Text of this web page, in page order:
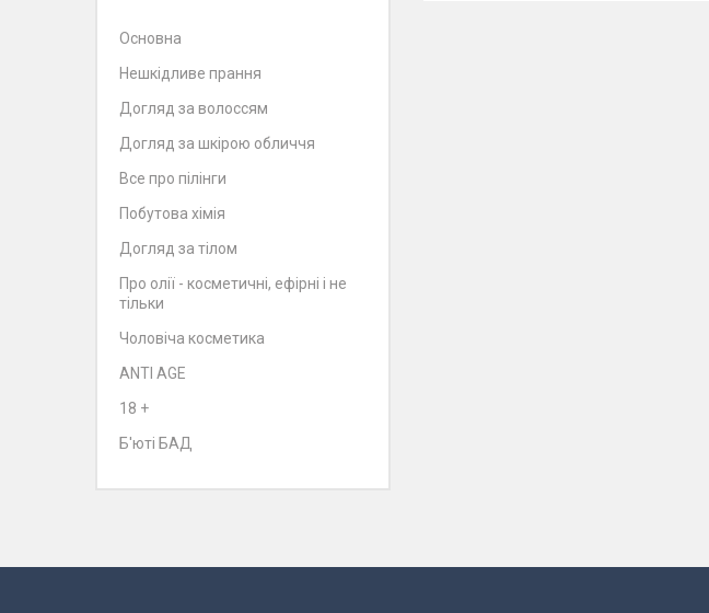
Основна
Нешкідливе прання
Догляд за волоссям
Догляд за шкірою обличчя
Все про пілінги
Побутова хімія
Догляд за тілом
Про олії - косметичні, ефірні і не
тільки
Чоловіча косметика
ANTI AGE
18 +
Б'юті БАД